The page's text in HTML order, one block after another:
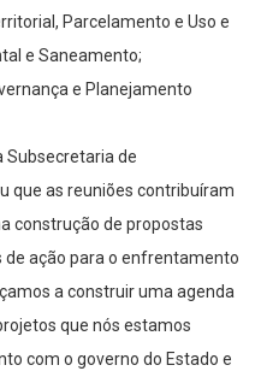
Parcelamento e Uso e
e Saneamento;
e Planejamento
Subsecretaria de
que as reuniões contribuíram
construção de propostas
de ação para o enfrentamento
a construir uma agenda
que nós estamos
com o governo do Estado e